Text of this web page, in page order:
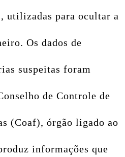
utilizadas para ocultar a
Os dados de
suspeitas foram
de Controle de
(Coaf), órgão ligado ao
informações que